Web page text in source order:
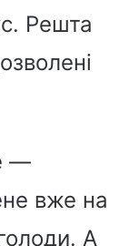
Решта
—
вже на
А